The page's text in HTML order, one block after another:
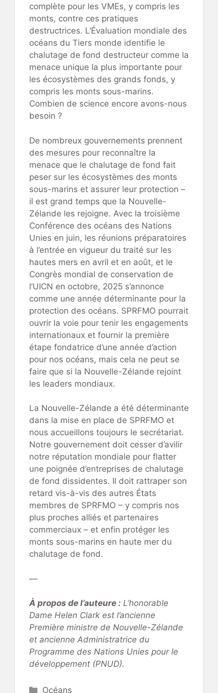
complète pour les VMEs, y compris les
monts, contre ces pratiques
destructrices. L’Évaluation mondiale des
océans du Tiers monde identifie le
chalutage de fond destructeur comme la
menace unique la plus importante pour
les écosystèmes des grands fonds, y
compris les monts sous-marins.
Combien de science encore avons-nous
besoin ?
De nombreux gouvernements prennent
des mesures pour reconnaître la
menace que le chalutage de fond fait
peser sur les écosystèmes des monts
sous-marins et assurer leur protection –
il est grand temps que la Nouvelle-
Zélande les rejoigne. Avec la troisième
Conférence des océans des Nations
Unies en juin, les réunions préparatoires
à l’entrée en vigueur du traité sur les
hautes mers en avril et en août, et le
Congrès mondial de conservation de
l’UICN en octobre, 2025 s’annonce
comme une année déterminante pour la
protection des océans. SPRFMO pourrait
ouvrir la voie pour tenir les engagements
internationaux et fournir la première
étape fondatrice d’une année d’action
pour nos océans, mais cela ne peut se
faire que si la Nouvelle-Zélande rejoint
les leaders mondiaux.
La Nouvelle-Zélande a été déterminante
dans la mise en place de SPRFMO et
nous accueillons toujours le secrétariat.
Notre gouvernement doit cesser d’avilir
notre réputation mondiale pour flatter
une poignée d’entreprises de chalutage
de fond dissidentes. Il doit rattraper son
retard vis-à-vis des autres États
membres de SPRFMO – y compris nos
plus proches alliés et partenaires
commerciaux – et enfin protéger les
monts sous-marins en haute mer du
chalutage de fond.
—
À propos de l’auteure : L’honorable
Dame Helen Clark est l’ancienne
Première ministre de Nouvelle-Zélande
et ancienne Administratrice du
Programme des Nations Unies pour le
développement (PNUD).
Catégories
Océans